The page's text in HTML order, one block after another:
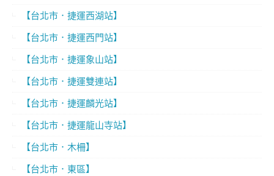
【台北市．捷運西湖站】
【台北市．捷運西門站】
【台北市．捷運象山站】
【台北市．捷運雙連站】
【台北市．捷運麟光站】
【台北市．捷運龍山寺站】
【台北市．木柵】
【台北市．東區】